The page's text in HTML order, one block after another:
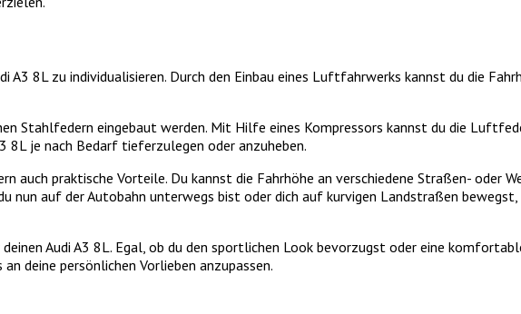
8L zu individualisieren. Durch den Einbau eines Luftfahrwerks kannst du die
Stahlfedern eingebaut werden. Mit Hilfe eines Kompressors kannst du die
8L je nach Bedarf tieferzulegen oder anzuheben.
auch praktische Vorteile. Du kannst die Fahrhöhe an verschiedene Straßen- oder
nun auf der Autobahn unterwegs bist oder dich auf kurvigen Landstraßen
Audi A3 8L. Egal, ob du den sportlichen Look bevorzugst oder eine
deine persönlichen Vorlieben anzupassen.